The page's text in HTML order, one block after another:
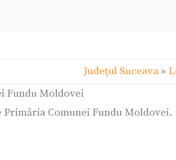
Județul Suceava»
Fundu Moldovei
Comunei Fundu Moldovei.